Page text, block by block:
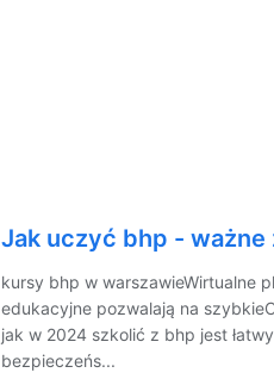
Jak uczyć bhp - ważne
kursy bhp w warszawieWirtualne
edukacyjne pozwalają na
jak w 2024 szkolić z bhp jest
bezpieczeńs...